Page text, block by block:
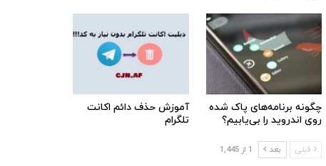
چگونه برنامه‌های پاک شده
روی اندروید را بی‌یابیم؟
آموزش حذف دائم اکانت
تلگرام
قبلی بعد 1 از 1,445